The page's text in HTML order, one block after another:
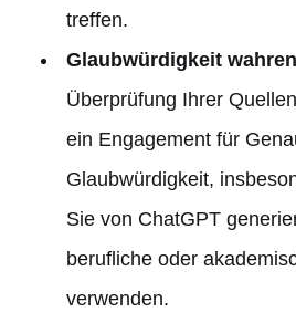
treffen.
Glaubwürdigkeit wahren
Überprüfung Ihrer
ein Engagement für
Glaubwürdigkeit,
Sie von ChatGPT
berufliche oder
verwenden.